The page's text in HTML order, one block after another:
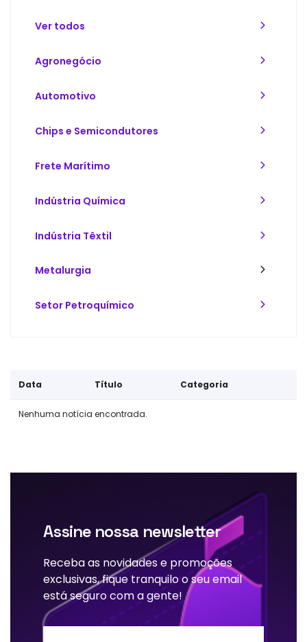
Ver todos
Agronegócio
Automotivo
Chips e Semicondutores
Frete Marítimo
Indústria Química
Indústria Têxtil
Metalurgia
Setor Petroquímico
Data Título Categoria
Nenhuma notícia encontrada.
Assine nossa newsletter
Receba as novidades e promoções
exclusivas, fique tranquilo o seu email
está seguro com a gente!